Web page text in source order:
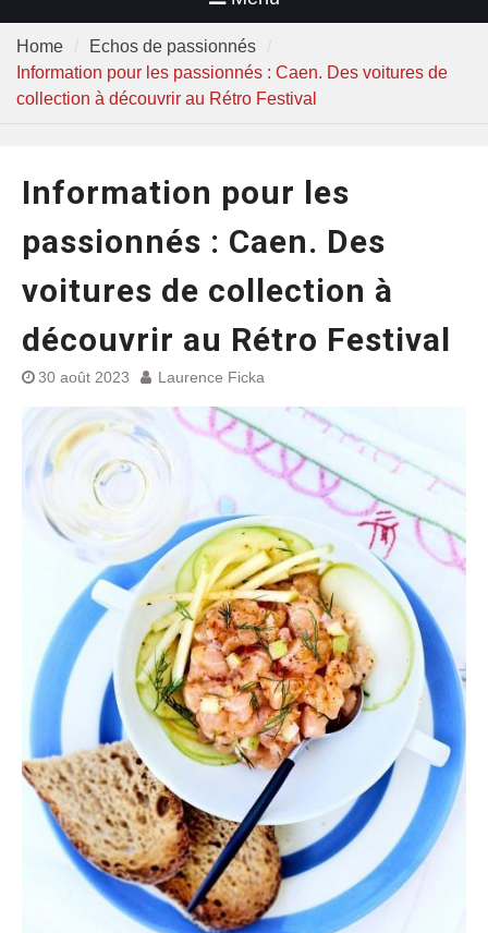
Home
Echos de passionnés
Information pour les passionnés : Caen. Des voitures de
collection à découvrir au Rétro Festival
Information pour les
passionnés : Caen. Des
voitures de collection à
découvrir au Rétro Festival
30 août 2023 Laurence Ficka